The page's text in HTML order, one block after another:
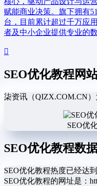
赋能商业决策。旗下拥有
台，目前累计超过千万应
者及中小企业提供专业的
SEO优化教程网
柒资讯（QIZX.COM.CN
SEO优
SEO优化教程数
SEO优化教程热度已经达到
SEO优化教程的网址是：